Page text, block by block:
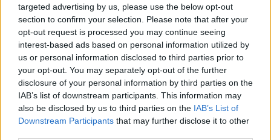
targeted advertising by us, please use the below opt-out
section to confirm your selection. Please note that after your
opt-out request is processed you may continue seeing
interest-based ads based on personal information utilized by
us or personal information disclosed to third parties prior to
your opt-out. You may separately opt-out of the further
disclosure of your personal information by third parties on the
IAB’s list of downstream participants. This information may
also be disclosed by us to third parties on the IAB’s List of
Downstream Participants that may further disclose it to other
TELEFONOK GYORSLISTA
Márka :
Tipus :